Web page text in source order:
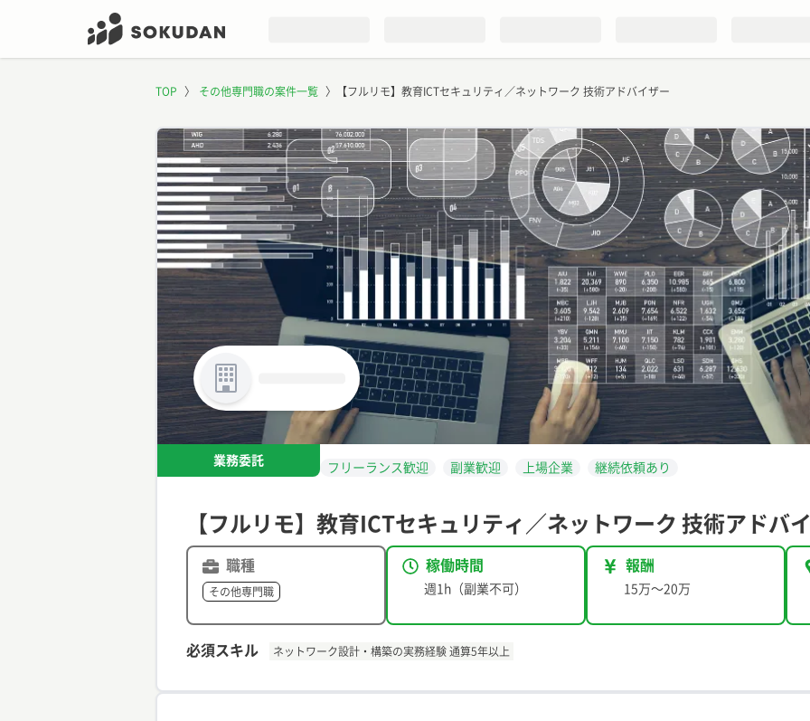
TOP 〉 その他専門職の案件一覧 〉 【フルリモ】教育ICTセキュリティ／ネットワーク 技術アドバイザー
業務委託
フリーランス歓迎 副業歓迎 上場企業 継続依頼あり
【フルリモ】教育ICTセキュリティ／ネットワーク 技術アドバ
職種
その他専門職
稼働時間
週1h（副業不可）
報酬
15万〜20万
必須スキル ネットワーク設計・構築の実務経験 通算5年以上